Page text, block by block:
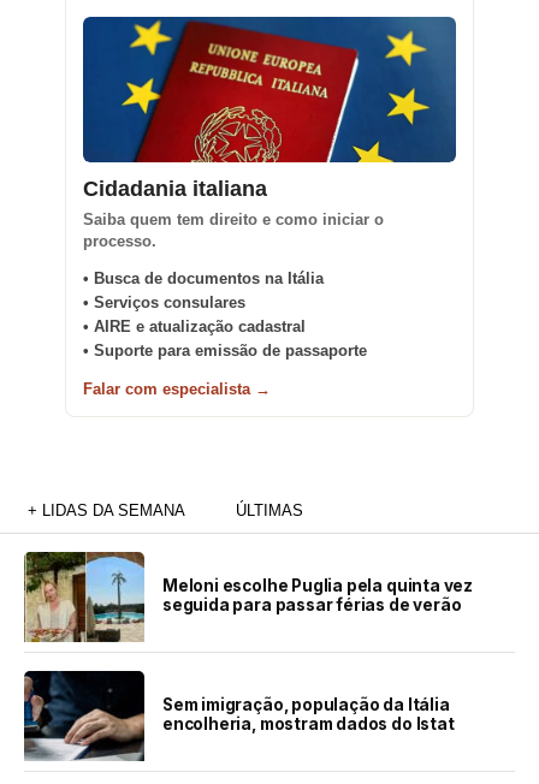
Cidadania italiana
Saiba quem tem direito e como iniciar o
processo.
• Busca de documentos na Itália
• Serviços consulares
• AIRE e atualização cadastral
• Suporte para emissão de passaporte
Falar com especialista →
+ LIDAS DA SEMANA ÚLTIMAS
Meloni escolhe Puglia pela quinta vez
seguida para passar férias de verão
Sem imigração, população da Itália
encolheria, mostram dados do Istat